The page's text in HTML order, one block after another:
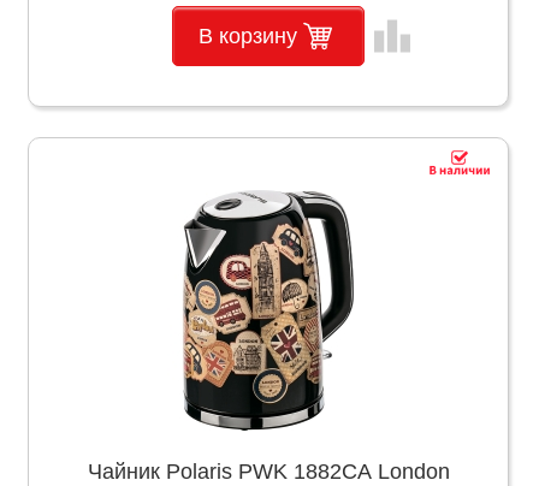
В корзину leaderboard
Чайник Polaris PWK 1882CA London